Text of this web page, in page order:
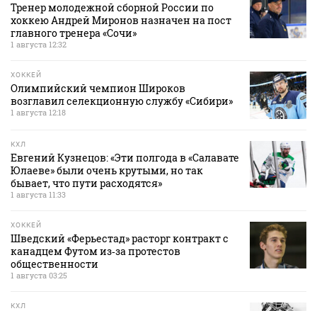
Тренер молодежной сборной России по
хоккею Андрей Миронов назначен на пост
главного тренера «Сочи»
1 августа 12:32
ХОККЕЙ
Олимпийский чемпион Широков
возглавил селекционную службу «Сибири»
1 августа 12:18
КХЛ
Евгений Кузнецов: «Эти полгода в «Салавате
Юлаеве» были очень крутыми, но так
бывает, что пути расходятся»
1 августа 11:33
ХОККЕЙ
Шведский «Ферьестад» расторг контракт с
канадцем Футом из‑за протестов
общественности
1 августа 03:25
КХЛ